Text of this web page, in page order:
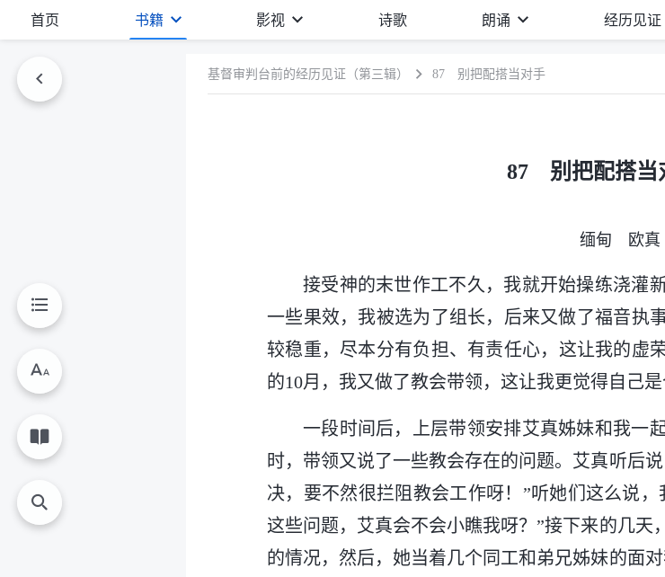
首页 书籍 影视 诗歌 朗诵 经历见证
基督审判台前的经历见证（第三辑） 87 别把配搭当对手
87 别把配搭当
缅甸 欧真
接受神的末世作工不久，我就开始操练浇灌
一些果效，我被选为了组长，后来又做了福音执
较稳重，尽本分有负担、有责任心，这让我的虚
的10月，我又做了教会带领，这让我更觉得自己
一段时间后，上层带领安排艾真姊妹和我一
时，带领又说了一些教会存在的问题。艾真听后
决，要不然很拦阻教会工作呀！”听她们这么说
这些问题，艾真会不会小瞧我呀？”接下来的几天
的情况，然后，她当着几个同工和弟兄姊妹的面